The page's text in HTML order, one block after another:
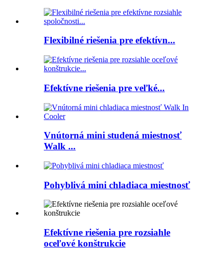
Flexibilné riešenia pre efektívn...
Efektívne riešenia pre veľké...
Vnútorná mini studená miestnosť
Walk ...
Pohyblivá mini chladiaca miestnosť
Efektívne riešenia pre rozsiahle
oceľové konštrukcie